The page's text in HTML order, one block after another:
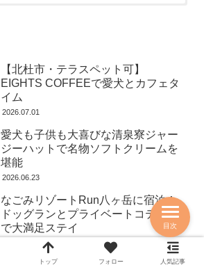
大洗ペット同伴OKの「カキ小屋」と
「お魚天国」で絶品海鮮を堪能してき
ました
292 views
【愛犬の床】施工後３年が経った床を
徹底レビュー！経年劣化具合はどう？
104 views
2023.09.22
島忠ホームズ草加舎人店はペット同伴
OK！豆柴の大豆とショッピング
95 views
2020.04.17
【豊洲・BBQ】愛犬と行ける！THE
島忠ホームズ草加舎人店はペット同伴
OK！豆柴の大豆とショッピング
4732 views
2020.04.17
【鋸山ロープウェイはペットOK】地獄
をのぞきに鋸山へ愛犬と登山へ
4145 views
2022.07.06
【豊洲・BBQ】愛犬と行ける！THE
BBQ BEACH TOYOSUに行ってきまし
た
3007 views
2020.08.05
幕張のアパホテルに宿泊！実はペット
大洗ペット同伴OKの「カキ小屋」と
「お魚天国」で絶品海鮮を堪能してき
ました
19 views
秩父にある宝登山に愛犬とハイキング
に行ってきた
4 views
2026.06.16
島忠ホームズ草加舎人店はペット同伴
OK！豆柴の大豆とショッピング
3 views
2020.04.17
アメリカで超人気のドライブボックス
【北杜市・テラスペット可】
EIGHTS COFFEEで愛犬とカフェタ
イム
2026.07.01
愛犬も子供も大喜びな清泉寮ジャー
ジーハットで名物ソフトクリームを
堪能
2026.06.23
なごみリゾートRun八ヶ岳に宿泊！
ドッグランとプライベートコテージ
で大満足ステイ
秩父にある宝登山に愛犬とハイキン
トップ フォロー 人気記事
目次